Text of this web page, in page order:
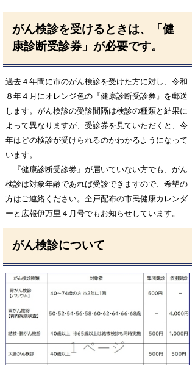
がん検診を受けるときは、「健
康診断受診券」が必要です。
過去４年間に市のがん検診を受けた方に対し、 令和
８年４月にオレンジ色の『健康診断受診券』を郵送
します。がん検診の受診間隔は検診の種類と結果に
よって異なりますが、受診券を見ていただくと、今
年はどの検診が受けられるのかわかるようになって
います。
『健康診断受診券』が届いていない方でも、がん
検診は対象年齢であれば受診できますので、希望の
方はご連絡ください。全戸配布の市民健康カレンダ
ーと広報伊万里４月号でもお知らせしています。
がん検診について